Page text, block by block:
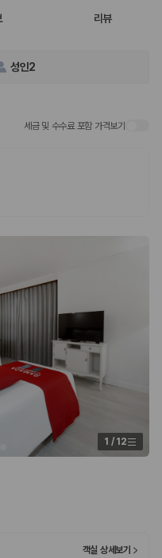
아에서 한 번에
조건, 면책금, 보상 한도, 인수
제주 렌트카 업체의 조건을 한
별 실시간 예약 가능 차량과 요금
다.
슈퍼자차의 면책금과 보상 한
해야 하는 기준
건을 비교하세요
판단하기 어렵습니다. 보험 포
수수료를 함께 확인해야 실제
다를 수 있습니다. 카모아에서
교해 여행 스타일에 맞는 보장
리뷰
성인2
세금 및 수수료 포함 가격보기
1 / 12
객실 상세보기